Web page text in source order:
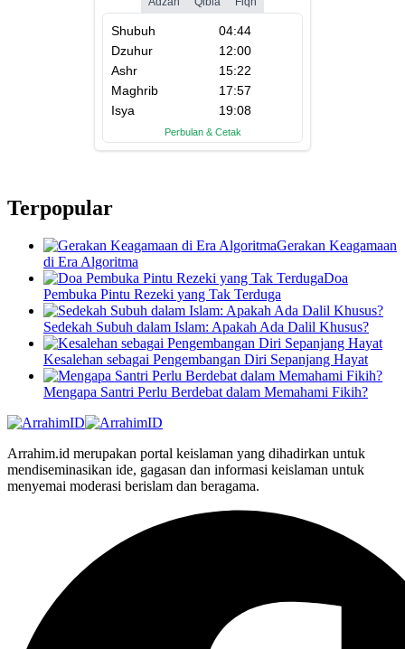
Terpopular
Gerakan Keagamaan
di Era Algoritma
Doa
Pembuka Pintu Rezeki yang Tak Terduga
Sedekah Subuh dalam Islam: Apakah Ada Dalil Khusus?
Kesalehan sebagai Pengembangan Diri Sepanjang Hayat
Mengapa Santri Perlu Berdebat dalam Memahami Fikih?
Arrahim.id merupakan portal keislaman yang dihadirkan untuk
mendiseminasikan ide, gagasan dan informasi keislaman untuk
menyemai moderasi berislam dan beragama.